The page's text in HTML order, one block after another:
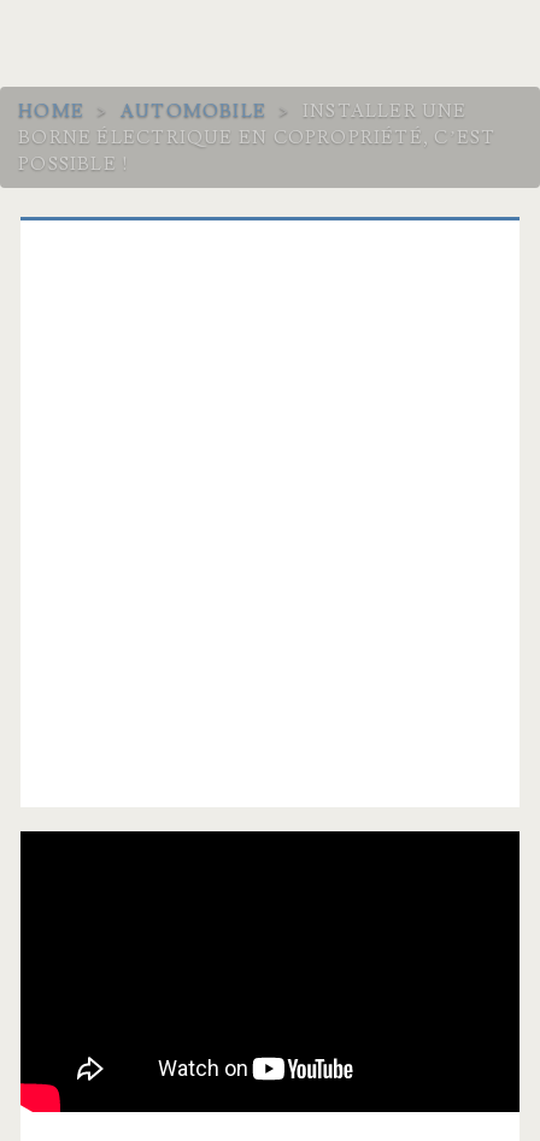
HOME > AUTOMOBILE >
INSTALLER UNE
BORNE ÉLECTRIQUE EN COPROPRIÉTÉ, C’EST
POSSIBLE !